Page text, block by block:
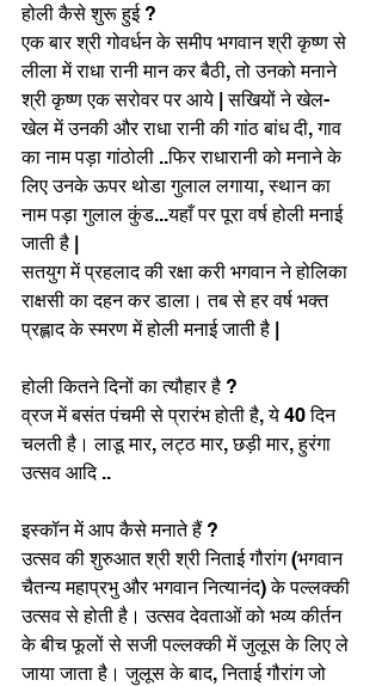
होली कैसे शुरू हुई ?
एक बार श्री गोवर्धन के समीप भगवान श्री कृष्ण से
लीला में राधा रानी मान कर बैठी, तो उनको मनाने
श्री कृष्ण एक सरोवर पर आये | सखियों ने खेल-
खेल में उनकी और राधा रानी की गांठ बांध दी, गाव
का नाम पड़ा गांठोली ..फिर राधारानी को मनाने के
लिए उनके ऊपर थोडा गुलाल लगाया, स्थान का
नाम पड़ा गुलाल कुंड...यहाँ पर पूरा वर्ष होली मनाई
जाती है |
सतयुग में प्रहलाद की रक्षा करी भगवान ने होलिका
राक्षसी का दहन कर डाला। तब से हर वर्ष भक्त
प्रह्लाद के स्मरण में होली मनाई जाती है |
होली कितने दिनों का त्यौहार है ?
व्रज में बसंत पंचमी से प्रारंभ होती है, ये 40 दिन
चलती है। लाडू मार, लट्ठ मार, छड़ी मार, हुरंगा
उत्सव आदि ..
इस्कॉन में आप कैसे मनाते हैं ?
उत्सव की शुरुआत श्री श्री निताई गौरांग (भगवान
चैतन्य महाप्रभु और भगवान नित्यानंद) के पल्लक्की
उत्सव से होती है। उत्सव देवताओं को भव्य कीर्तन
के बीच फूलों से सजी पल्लक्की में जुलूस के लिए ले
जाया जाता है। जुलूस के बाद, निताई गौरांग जो